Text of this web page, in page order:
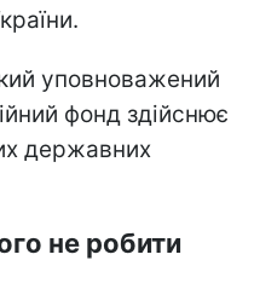
уповноважений
фонд здійснює
державних
не робити